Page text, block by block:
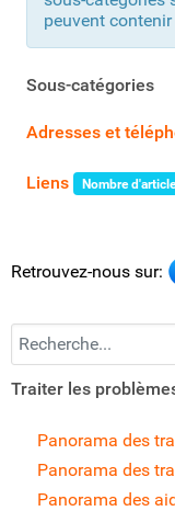
peuvent
Sous-catégories
Adresses et
Liens Nombre
Retrouvez-nous sur:
Recherchez...
Traiter les
Panorama des
Panorama des
Panorama des